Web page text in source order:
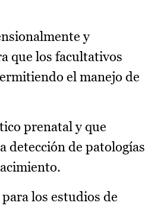
y
que los facultativos
el manejo de
prenatal y que
detección de patologías
los estudios de